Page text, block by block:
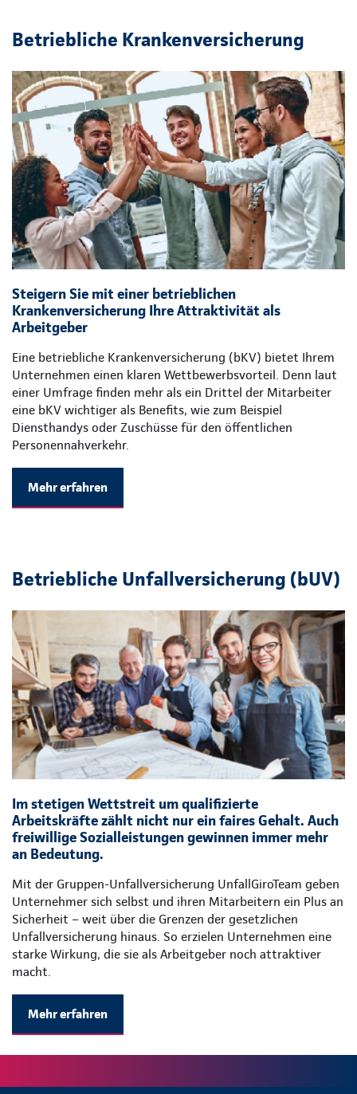
Betriebliche Krankenversicherung
Steigern Sie mit einer betrieblichen
Krankenversicherung Ihre Attraktivität als
Arbeitgeber
Eine betriebliche Krankenversicherung (bKV) bietet Ihrem
Unternehmen einen klaren Wettbewerbsvorteil. Denn laut
einer Umfrage finden mehr als ein Drittel der Mitarbeiter
eine bKV wichtiger als Benefits, wie zum Beispiel
Diensthandys oder Zuschüsse für den öffentlichen
Personennahverkehr.
Mehr erfahren
Betriebliche Unfallversicherung (bUV)
Im stetigen Wettstreit um qualifizierte
Arbeitskräfte zählt nicht nur ein faires Gehalt. Auch
freiwillige Sozialleistungen gewinnen immer mehr
an Bedeutung.
Mit der Gruppen-Unfallversicherung UnfallGiroTeam geben
Unternehmer sich selbst und ihren Mitarbeitern ein Plus an
Sicherheit – weit über die Grenzen der gesetzlichen
Unfallversicherung hinaus. So erzielen Unternehmen eine
starke Wirkung, die sie als Arbeitgeber noch attraktiver
macht.
Mehr erfahren